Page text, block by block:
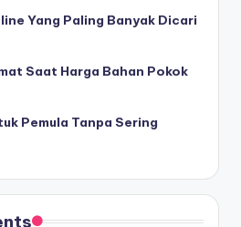
Yang Paling Banyak Dicari
Saat Harga Bahan Pokok
Pemula Tanpa Sering